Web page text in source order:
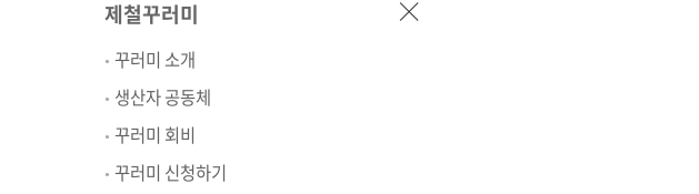
제철꾸러미
꾸러미 소개
생산자 공동체
꾸러미 회비
꾸러미 신청하기